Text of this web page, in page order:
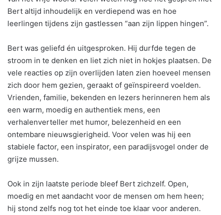
Bert altijd inhoudelijk en verdiepend was en hoe
leerlingen tijdens zijn gastlessen “aan zijn lippen hingen”.
Bert was geliefd én uitgesproken. Hij durfde tegen de
stroom in te denken en liet zich niet in hokjes plaatsen. De
vele reacties op zijn overlijden laten zien hoeveel mensen
zich door hem gezien, geraakt of geïnspireerd voelden.
Vrienden, familie, bekenden en lezers herinneren hem als
een warm, moedig en authentiek mens, een
verhalenverteller met humor, belezenheid en een
ontembare nieuwsgierigheid. Voor velen was hij een
stabiele factor, een inspirator, een paradijsvogel onder de
grijze mussen.
Ook in zijn laatste periode bleef Bert zichzelf. Open,
moedig en met aandacht voor de mensen om hem heen;
hij stond zelfs nog tot het einde toe klaar voor anderen.